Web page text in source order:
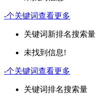
-个关键词查看更多
关键词新排名搜索量
未找到信息!
-个关键词查看更多
关键词排名搜索量